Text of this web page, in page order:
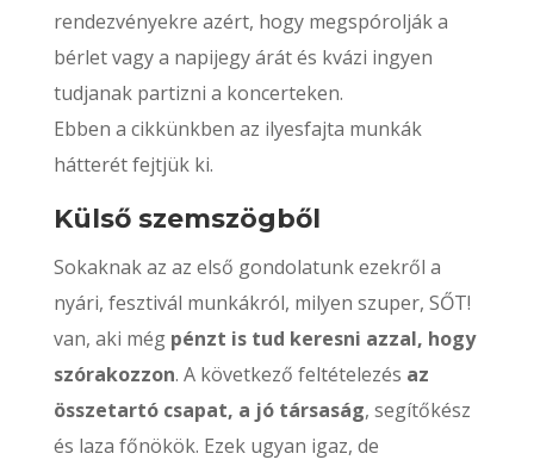
rendezvényekre azért, hogy megspórolják a
bérlet vagy a napijegy árát és kvázi ingyen
tudjanak partizni a koncerteken.
Ebben a cikkünkben az ilyesfajta munkák
hátterét fejtjük ki.
Külső szemszögből
Sokaknak az az első gondolatunk ezekről a
nyári, fesztivál munkákról, milyen szuper, SŐT!
van, aki még pénzt is tud keresni azzal, hogy
szórakozzon. A következő feltételezés az
összetartó csapat, a jó társaság, segítőkész
és laza főnökök. Ezek ugyan igaz, de